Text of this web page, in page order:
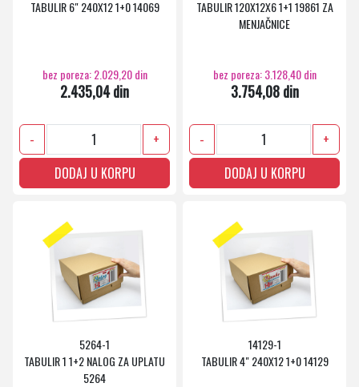
TABULIR 6" 240X12 1+0 14069
bez poreza: 2.029,20 din
2.435,04 din
-
+
DODAJ U KORPU
TABULIR 120X12X6 1+1 19861 ZA
MENJAČNICE
bez poreza: 3.128,40 din
3.754,08 din
-
+
DODAJ U KORPU
5264-1
TABULIR 1 1+2 NALOG ZA UPLATU
5264
14129-1
TABULIR 4" 240X12 1+0 14129